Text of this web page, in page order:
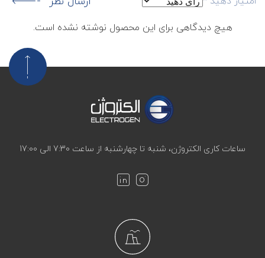
هیچ دیدگاهی برای این محصول نوشته نشده است.
ساعات کاری الکتروژن، شنبه تا چهارشنبه از ساعت 7:30 الی 17:00